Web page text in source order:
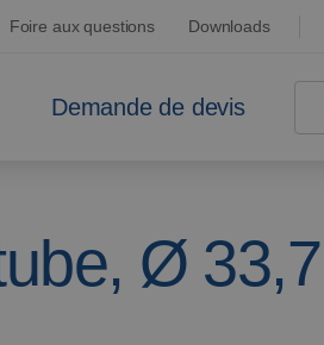
Foire aux questions Downloads
Demande de devis
Ø 33,7